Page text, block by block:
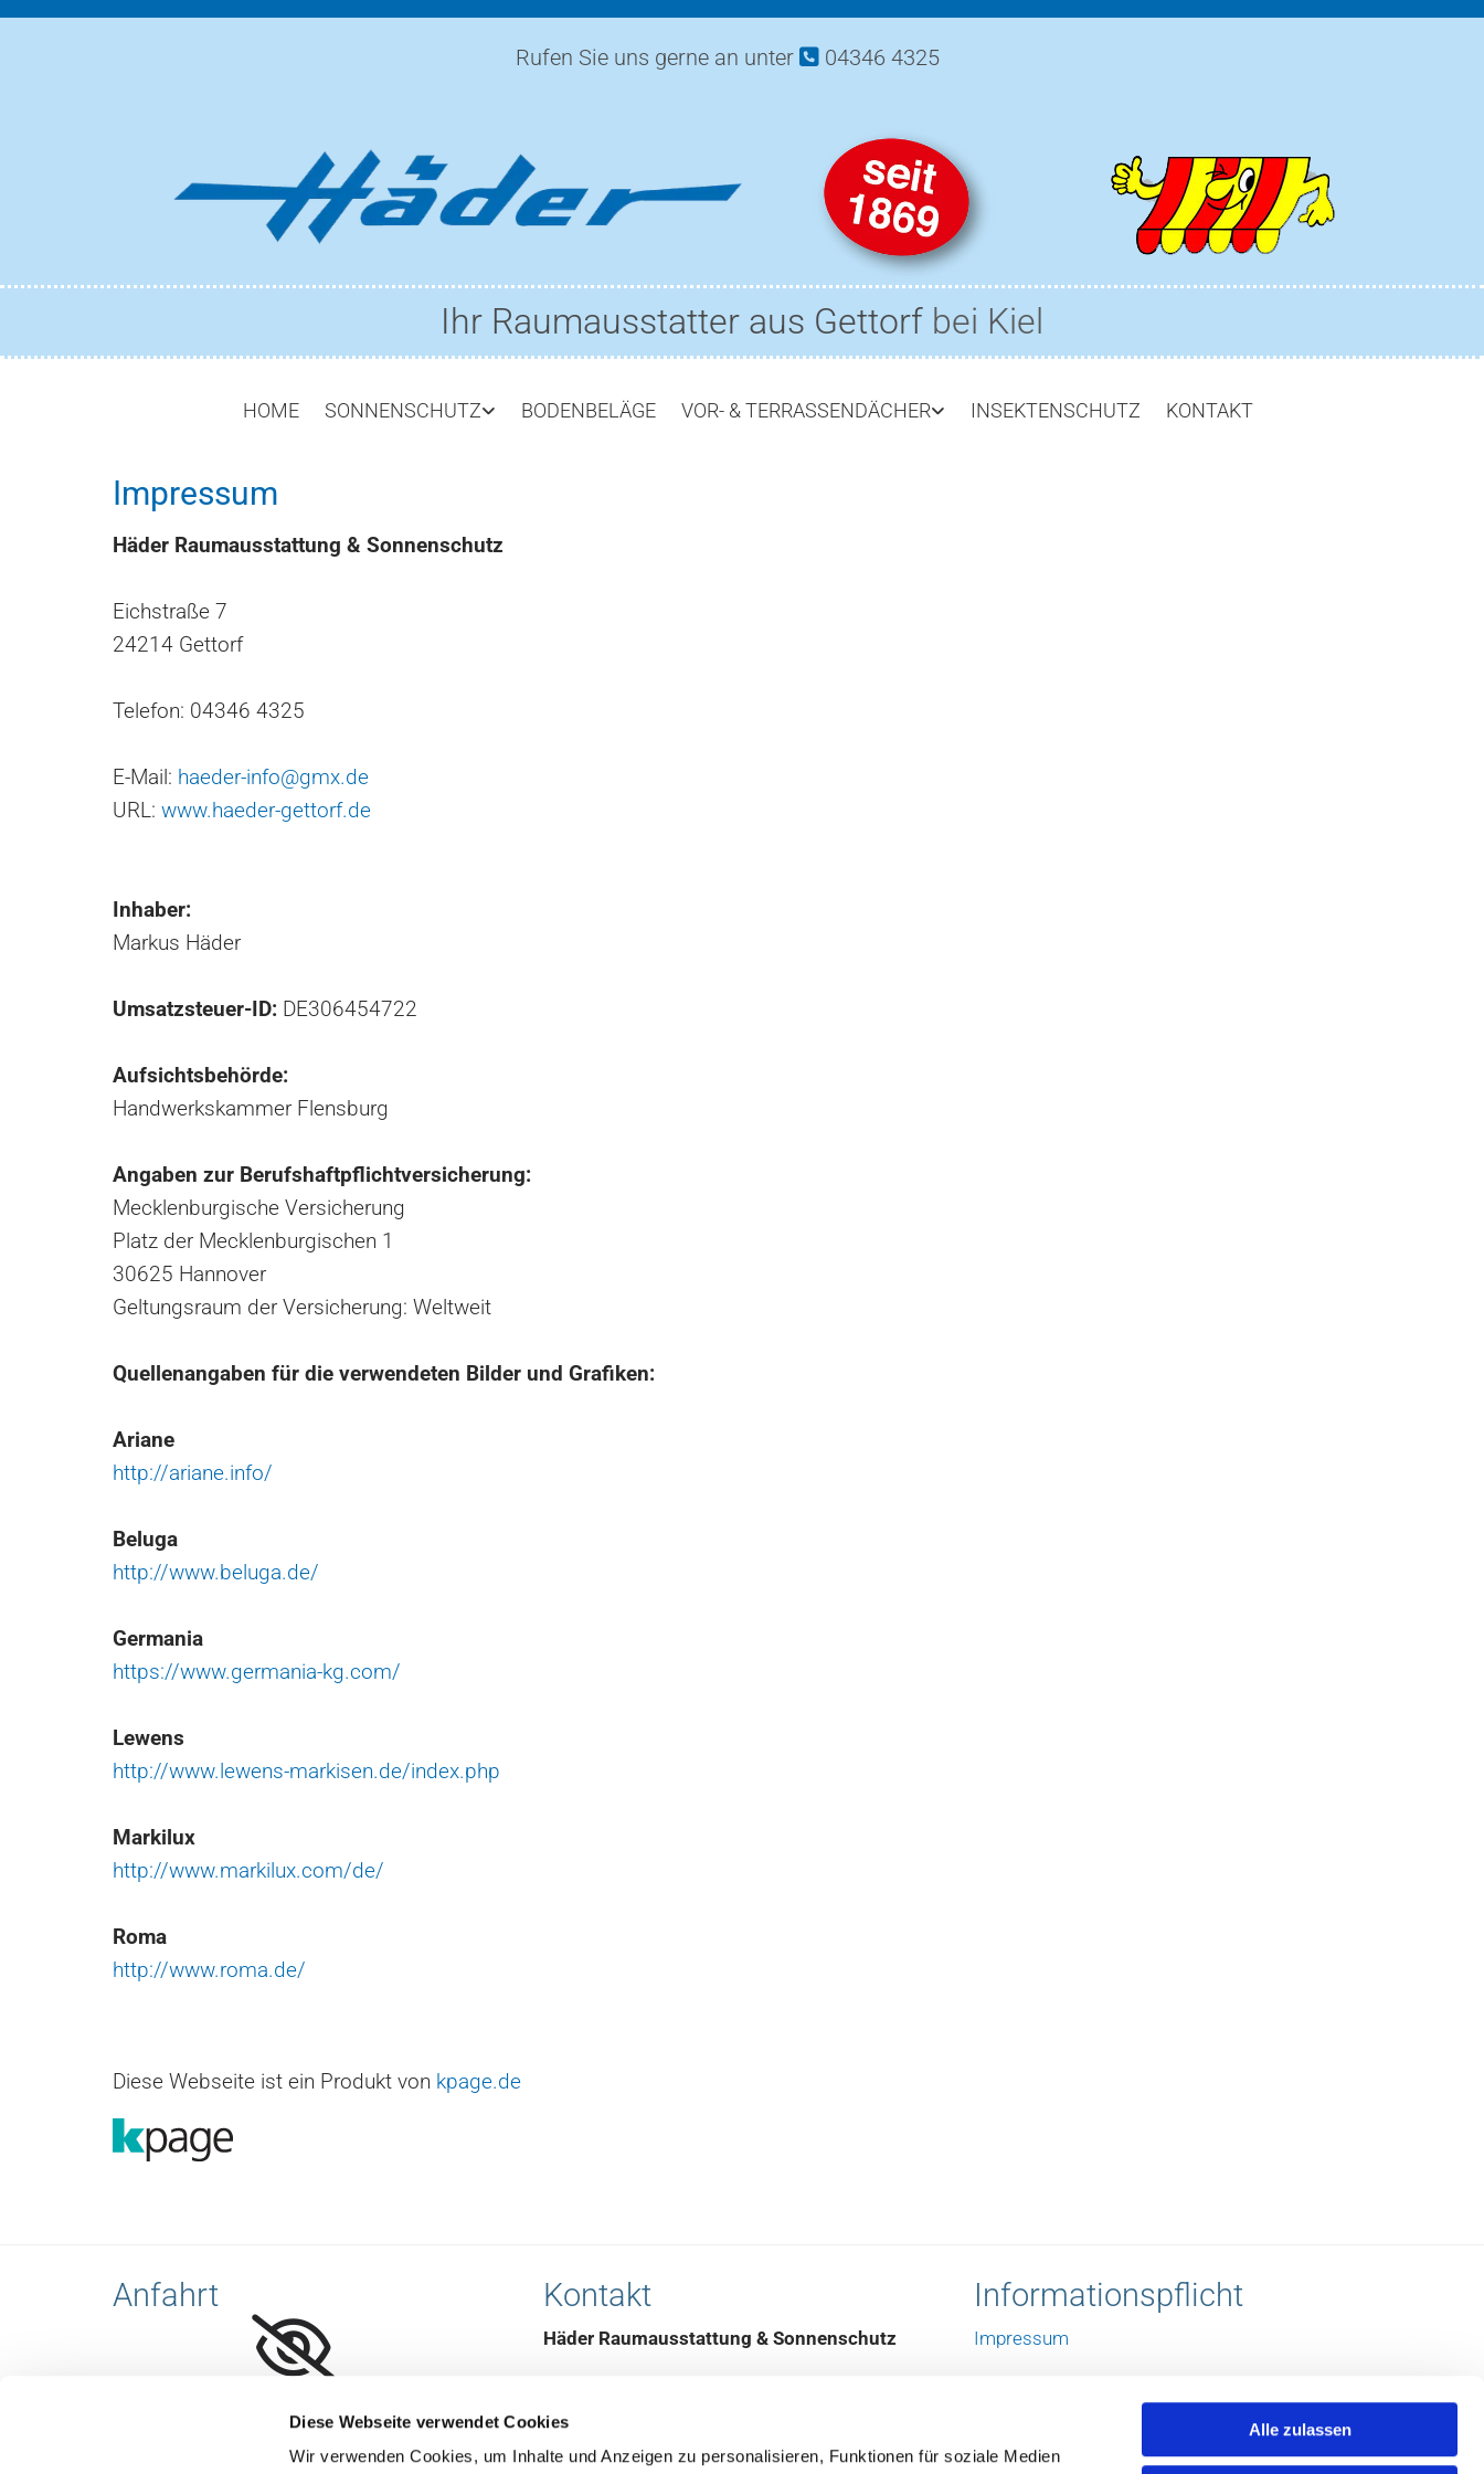
Diese Webseite verwendet Cookies
Wir verwenden Cookies, um Inhalte und Anzeigen zu personalisieren, Funktionen für soziale Medien
Alle zulassen
Rufen Sie uns gerne an unter  04346 4325
Ihr Raumausstatter aus Gettorf bei Kiel
HOME SONNENSCHUTZ BODENBELÄGE VOR- & TERRASSENDÄCHER INSEKTENSCHUTZ KONTAKT
Impressum
Häder Raumausstattung & Sonnenschutz
Eichstraße 7
24214 Gettorf
Telefon: 04346 4325
E-Mail: haeder-info@gmx.de
URL: www.haeder-gettorf.de
Inhaber:
Markus Häder
Umsatzsteuer-ID: DE306454722
Aufsichtsbehörde:
Handwerkskammer Flensburg
Angaben zur Berufshaftpflichtversicherung:
Mecklenburgische Versicherung
Platz der Mecklenburgischen 1
30625 Hannover
Geltungsraum der Versicherung: Weltweit
Quellenangaben für die verwendeten Bilder und Grafiken:
Ariane
http://ariane.info/
Beluga
http://www.beluga.de/
Germania
https://www.germania-kg.com/
Lewens
http://www.lewens-markisen.de/index.php
Markilux
http://www.markilux.com/de/
Roma
http://www.roma.de/
Diese Webseite ist ein Produkt von kpage.de
Anfahrt
um diese Karte anzuzeigen.
Accept cookies
Kontakt
Häder Raumausstattung & Sonnenschutz
24214 Gettorf
Informationspflicht
Impressum
Datenschutzerklärung